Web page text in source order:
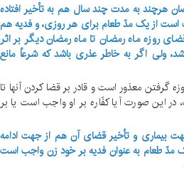
هرچند به مدت چند سال هم به تأخیر افتاده
است از یک مدّ طعام برای هر روزی، و فدیه هم
روزه ماه رمضان تا ماه رمضان دیگر بر اثر
ولی اگر به خاطر عذری باشد که شرعاً مانع
روزه گرفتن معذور است و قادر بر قضا کردن آنها تا
این صورت آیا کفّاره بر او واجب است یا بر
بیماری و تأخیر قضای آن هم از جهت ادامه
مدّ طعام به عنوان فدیه بر خود زن واجب است